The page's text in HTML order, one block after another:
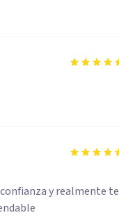
y realmente te